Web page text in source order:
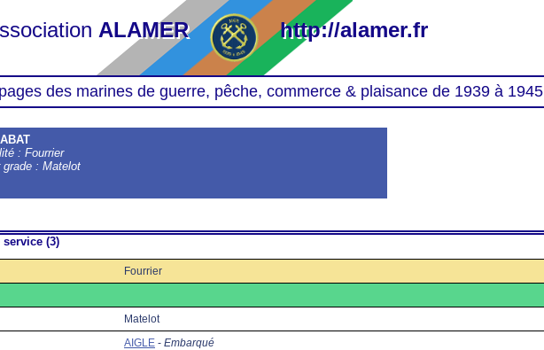
ALAMER http://alamer.fr
des marines de guerre, pêche, commerce & plaisance de 1939 à 1945
: Fourrier
grade : Matelot
service (3)
Fourrier
Matelot
AIGLE - Embarqué